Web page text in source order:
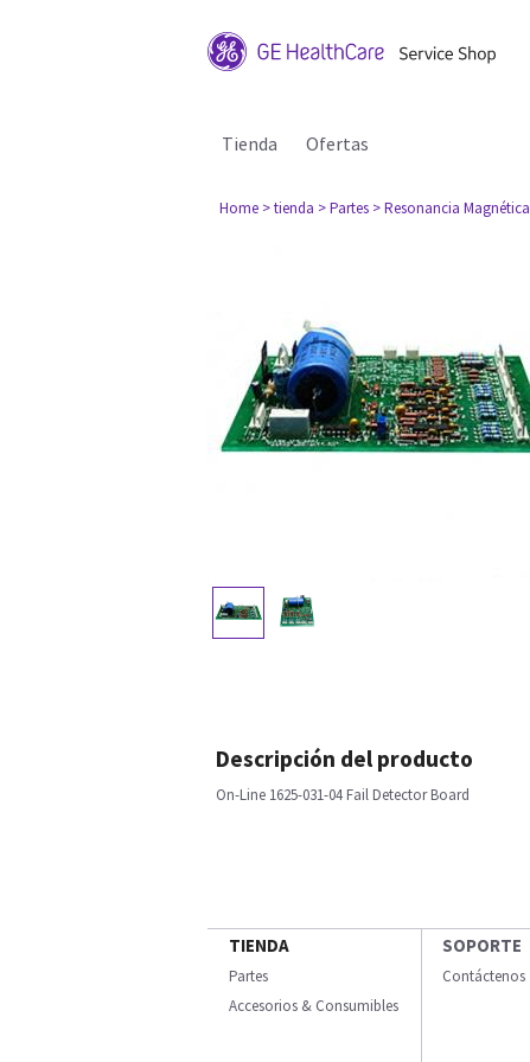
Tienda Ofertas
Home > tienda > Partes > Resonancia Magnética
Descripción del producto
On-Line 1625-031-04 Fail Detector Board
TIENDA
Partes
Accesorios & Consumibles
SOPORTE
Contáctenos